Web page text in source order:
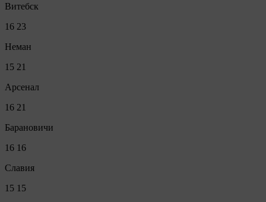
Витебск
16 23
Неман
15 21
Арсенал
16 21
Барановичи
16 16
Славия
15 15